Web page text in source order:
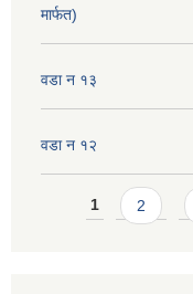
मार्फत)
वडा न १३
वडा न १२
Pages
1 2